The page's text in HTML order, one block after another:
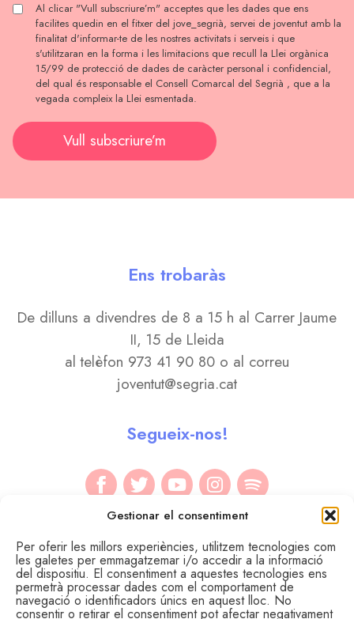
Gestionar el consentiment
Per oferir les millors experiències, utilitzem tecnologies com
les galetes per emmagatzemar i/o accedir a la informació
del dispositiu. El consentiment a aquestes tecnologies ens
permetrà processar dades com el comportament de
navegació o identificadors únics en aquest lloc. No
consentir o retirar el consentiment pot afectar negativament
Al clicar "Vull subscriure’m" acceptes que les dades que ens
facilites quedin en el fitxer del jove_segrià, servei de joventut amb la
finalitat d'informar-te de les nostres activitats i serveis i que
s'utilitzaran en la forma i les limitacions que recull la Llei orgànica
15/99 de protecció de dades de caràcter personal i confidencial,
del qual és responsable el Consell Comarcal del Segrià , que a la
vegada compleix la Llei esmentada.
Vull subscriure’m
Ens trobaràs
De dilluns a divendres de 8 a 15 h al Carrer Jaume
II, 15 de Lleida
al telèfon 973 41 90 80 o al correu
joventut@segria.cat
Segueix-nos!